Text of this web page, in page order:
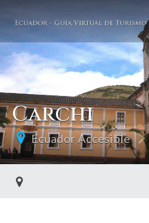
Carchi
Ecuador Accesible